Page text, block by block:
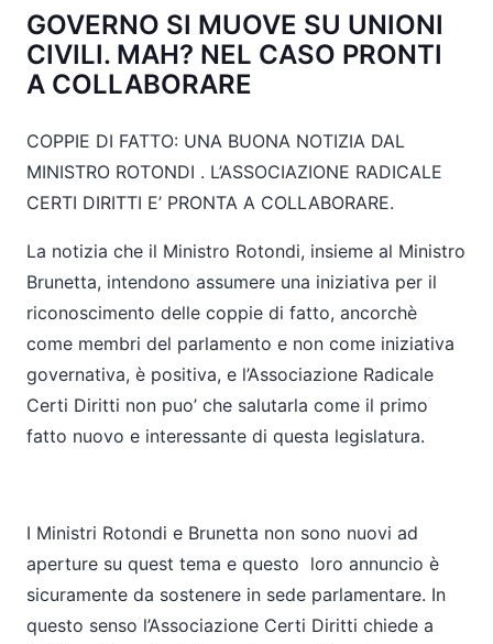
GOVERNO SI MUOVE SU UNIONI
CIVILI. MAH? NEL CASO PRONTI
A COLLABORARE
COPPIE DI FATTO: UNA BUONA NOTIZIA DAL
MINISTRO ROTONDI . L’ASSOCIAZIONE RADICALE
CERTI DIRITTI E’ PRONTA A COLLABORARE.
La notizia che il Ministro Rotondi, insieme al Ministro
Brunetta, intendono assumere una iniziativa per il
riconoscimento delle coppie di fatto, ancorchè
come membri del parlamento e non come iniziativa
governativa, è positiva, e l’Associazione Radicale
Certi Diritti non puo’ che salutarla come il primo
fatto nuovo e interessante di questa legislatura.
I Ministri Rotondi e Brunetta non sono nuovi ad
aperture su quest tema e questo loro annuncio è
sicuramente da sostenere in sede parlamentare. In
questo senso l’Associazione Certi Diritti chiede a